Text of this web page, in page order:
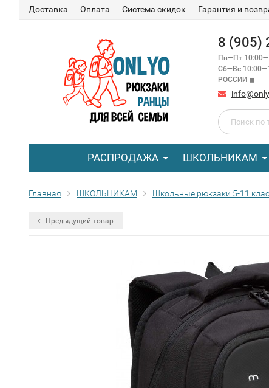
Доставка Оплата Система скидок Гарантия и
8 (905)
Пн—Пт
Сб—Вс
РОССИИ ◼
РАСПРОДАЖА ШКОЛЬНИКАМ
Главная ШКОЛЬНИКАМ Школьные рюкзаки 5-11
Предыдущий товар